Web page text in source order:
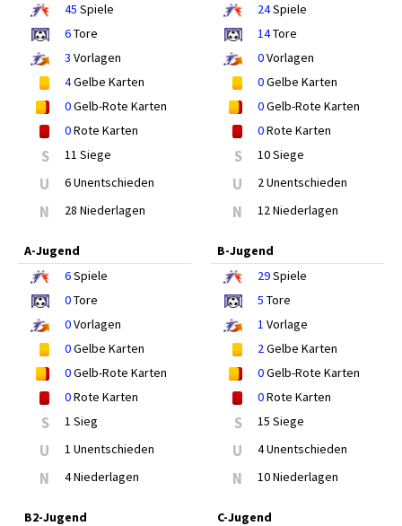
45 Spiele
6Tore
3 Vorlagen
4Gelbe Karten
0Gelb-Rote Karten
0Rote Karten
S 11 Siege
U 6 Unentschieden
N 28 Niederlagen
24Spiele
14Tore
0Vorlagen
0Gelbe Karten
0Gelb-Rote Karten
0Rote Karten
S 10 Siege
U 2 Unentschieden
N 12 Niederlagen
A-Jugend
6Spiele
0Tore
0Vorlagen
0Gelbe Karten
0Gelb-Rote Karten
0Rote Karten
S 1 Sieg
U 1 Unentschieden
N 4 Niederlagen
B-Jugend
29Spiele
5 Tore
1 Vorlage
2Gelbe Karten
0Gelb-Rote Karten
0Rote Karten
S 15 Siege
U 4 Unentschieden
N 10 Niederlagen
B2-Jugend
C-Jugend